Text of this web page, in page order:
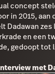
concept
in 2015, aan
Dadawan
en een
gedoopt tot
met